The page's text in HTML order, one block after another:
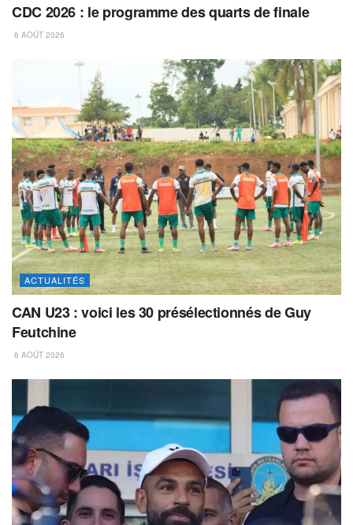
CDC 2026 : le programme des quarts de finale
6 AOÛT 2026
ACTUALITÉS
CAN U23 : voici les 30 présélectionnés de Guy
Feutchine
6 AOÛT 2026